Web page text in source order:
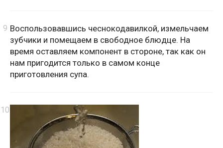
Воспользовавшись чеснокодавилкой, измельчаем
зубчики и помещаем в свободное блюдце. На
время оставляем компонент в стороне, так как он
нам пригодится только в самом конце
приготовления супа.